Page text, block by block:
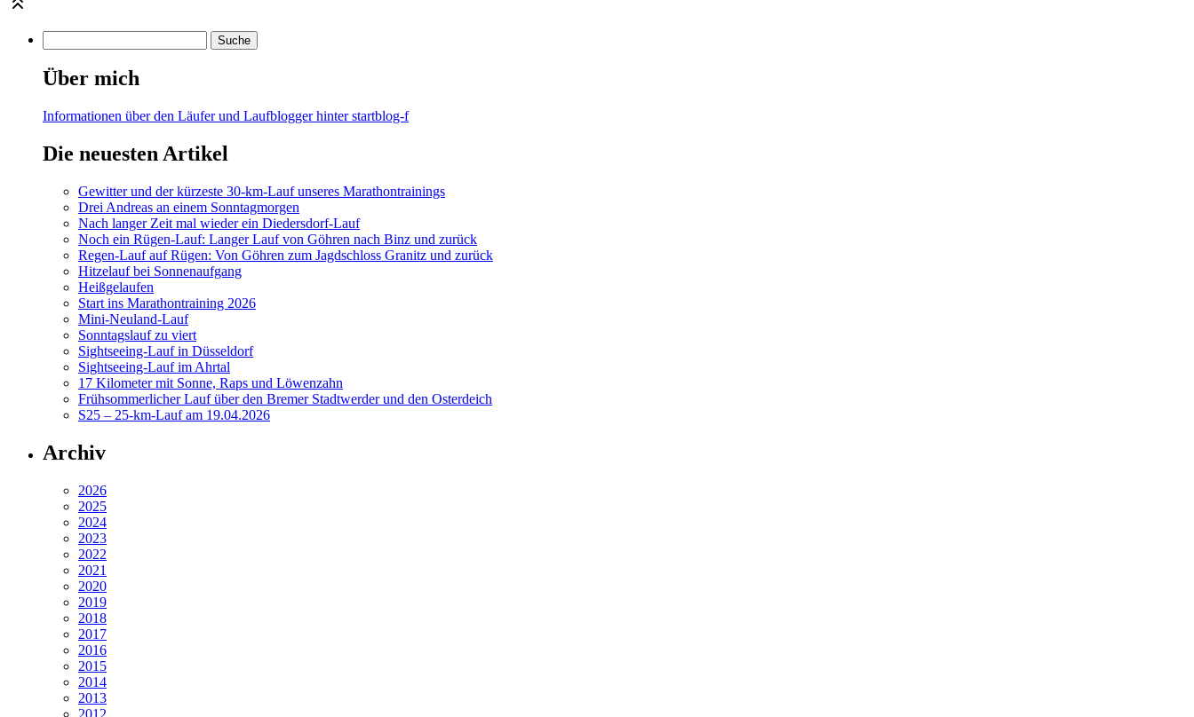
Über mich
Informationen über den Läufer und Laufblogger hinter startblog-f
Die neuesten Artikel
Gewitter und der kürzeste 30-km-Lauf unseres Marathontrainings
Drei Andreas an einem Sonntagmorgen
Nach langer Zeit mal wieder ein Diedersdorf-Lauf
Noch ein Rügen-Lauf: Langer Lauf von Göhren nach Binz und zurück
Regen-Lauf auf Rügen: Von Göhren zum Jagdschloss Granitz und zurück
Hitzelauf bei Sonnenaufgang
Heißgelaufen
Start ins Marathontraining 2026
Mini-Neuland-Lauf
Sonntagslauf zu viert
Sightseeing-Lauf in Düsseldorf
Sightseeing-Lauf im Ahrtal
17 Kilometer mit Sonne, Raps und Löwenzahn
Frühsommerlicher Lauf über den Bremer Stadtwerder und den Osterdeich
S25 – 25-km-Lauf am 19.04.2026
Archiv
2026
2025
2024
2023
2022
2021
2020
2019
2018
2017
2016
2015
2014
2013
2012